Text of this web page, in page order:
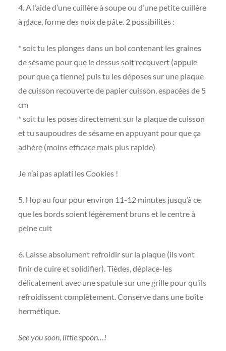
4. A l’aide d’une cuillère à soupe ou d’une petite cuillère
à glace, forme des noix de pâte. 2 possibilités :
* soit tu les plonges dans un bol contenant les graines
de sésame pour que le dessus soit recouvert (appuie
pour que ça tienne) puis tu les déposes sur une plaque
de cuisson recouverte de papier cuisson, espacées de 5
cm
* soit tu les poses directement sur la plaque de cuisson
et tu saupoudres de sésame en appuyant pour que ça
adhère (moins efficace mais plus rapide)
Je n’ai pas aplati les Cookies !
5. Hop au four pour environ 11-12 minutes jusqu’à ce
que les bords soient légèrement bruns et le centre à
peine cuit
6. Laisse absolument refroidir sur la plaque (ils vont
finir de cuire et solidifier). Tièdes, déplace-les
délicatement avec une spatule sur une grille pour qu’ils
refroidissent complètement. Conserve dans une boîte
hermétique.
See you soon, little spoon…!